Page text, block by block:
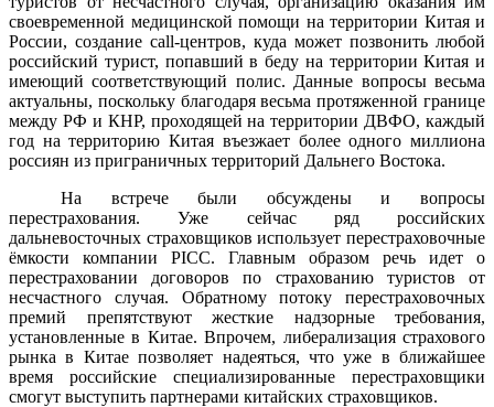
своевременной медицинской помощи на территории Китая и
России, создание cаll-центров, куда может позвонить любой
российский турист, попавший в беду на территории Китая и
имеющий соответствующий полис. Данные вопросы весьма
актуальны, поскольку благодаря весьма протяженной границе
между РФ и КНР, проходящей на территории ДВФО, каждый
год на территорию Китая въезжает более одного миллиона
россиян из приграничных территорий Дальнего Востока.
На встрече были обсуждены и вопросы
перестрахования. Уже сейчас ряд российских
дальневосточных страховщиков использует перестраховочные
ёмкости
компании PICC. Главным образом речь идет о
перестраховании договоров по страхованию туристов от
несчастного случая. Обратному потоку перестраховочных
премий препятствуют жесткие надзорные требования,
установленные в Китае. Впрочем, либерализация страхового
рынка в Китае позволяет надеяться, что уже в ближайшее
время российские специализированные перестраховщики
смогут выступить партнерами китайских страховщиков.